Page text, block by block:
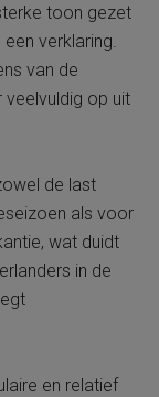
toon gezet
verklaring.
van de
op uit
de last
als voor
wat duidt
in de
en relatief